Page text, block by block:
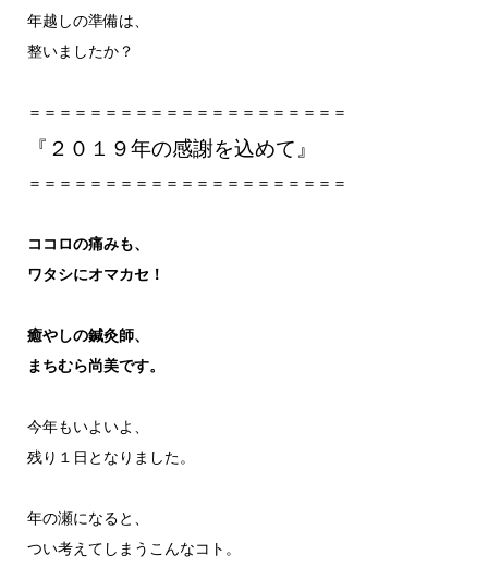
年越しの準備は、
整いましたか？
＝＝＝＝＝＝＝＝＝＝＝＝＝＝＝＝＝＝＝＝＝
『２０１９年の感謝を込めて』
＝＝＝＝＝＝＝＝＝＝＝＝＝＝＝＝＝＝＝＝＝
ココロの痛みも、
ワタシにオマカセ！
癒やしの鍼灸師、
まちむら尚美です。
今年もいよいよ、
残り１日となりました。
年の瀬になると、
つい考えてしまうこんなコト。